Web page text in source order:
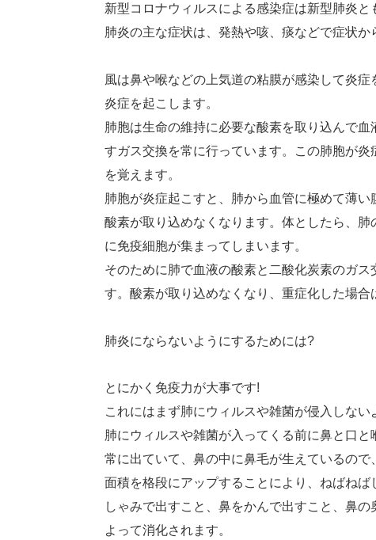
新型コロナウィルスによる感染症は新型肺炎と
肺炎の主な症状は、発熱や咳、痰などで症状か
風は鼻や喉などの上気道の粘膜が感染して炎
炎症を起こします。
肺胞は生命の維持に必要な酸素を取り込んで
すガス交換を常に行っています。この肺胞が
を覚えます。
肺胞が炎症起こすと、肺から血管に極めて薄
酸素が取り込めなくなります。体としたら、
に免疫細胞が集まってしまいます。
そのために肺で血液の酸素と二酸化炭素のガ
す。酸素が取り込めなくなり、重症化した場合
肺炎にならないようにするためには?
とにかく免疫力が大事です!
これにはまず肺にウィルスや雑菌が侵入しない
肺にウィルスや雑菌が入ってくる前に鼻と口
常に出ていて、鼻の中に鼻毛が生えているの
面積を格段にアップすることにより、ねばね
しゃみで出すこと、鼻をかんで出すこと、鼻
よって消化されます。